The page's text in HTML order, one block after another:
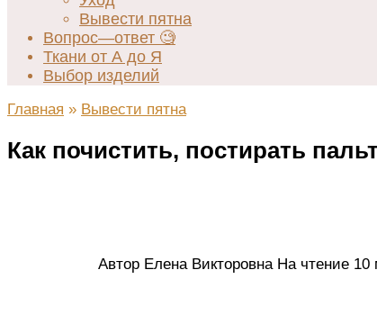
Вывести пятна
Вопрос—ответ 🧐
Ткани от А до Я
Выбор изделий
Главная » Вывести пятна
Как почистить, постирать
Автор Елена Викторовна На чтение 10